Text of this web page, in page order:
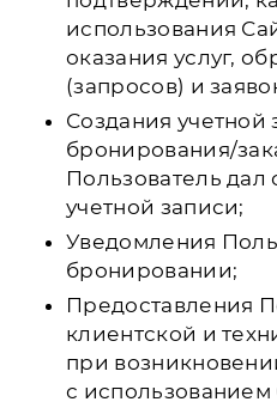
использования
оказания услуг,
(запросов) и
Создания учетной
бронирования/
Пользователь дал
учетной записи;
Уведомления
бронировании;
Предоставления
клиентской и
при
с использованием